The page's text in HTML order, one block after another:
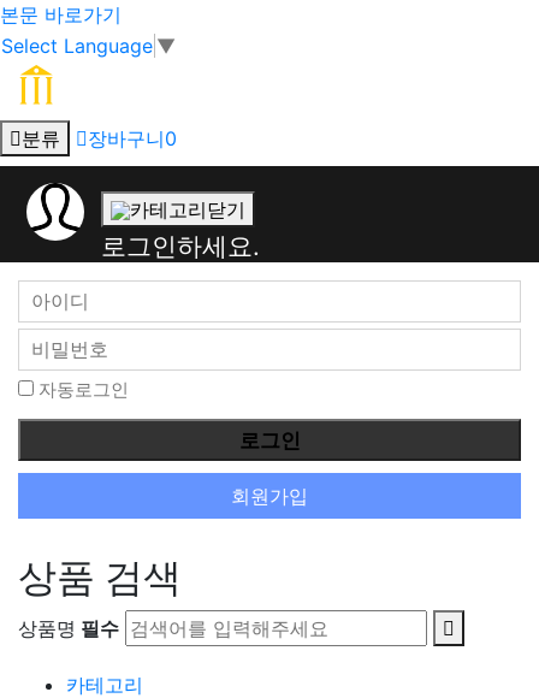
본문 바로가기
Select Language ▼
분류 장바구니0
회
원
로
그
인
카테고리닫기
로그인하세요.
자동로그인
회원가입
상품 검색
상품명 필수
카테고리